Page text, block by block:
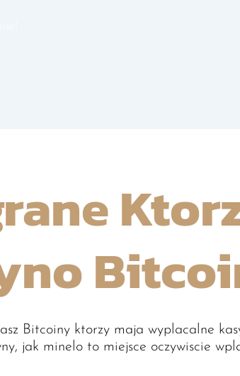
Bitcoiny ktorzy maja wyplacalne
jak minelo to miejsce oczywiscie